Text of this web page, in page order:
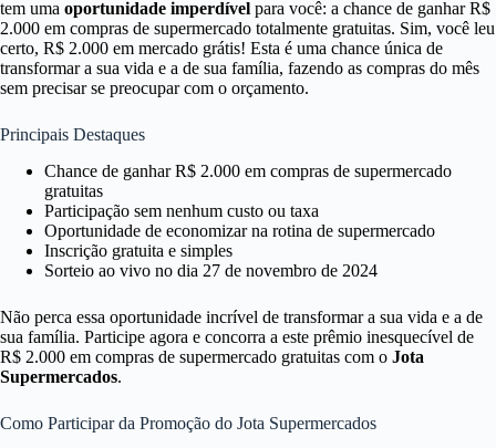
tem uma oportunidade imperdível para você: a chance de ganhar R$
2.000 em compras de supermercado totalmente gratuitas. Sim, você leu
certo, R$ 2.000 em mercado grátis! Esta é uma chance única de
transformar a sua vida e a de sua família, fazendo as compras do mês
sem precisar se preocupar com o orçamento.
Principais Destaques
Chance de ganhar R$ 2.000 em compras de supermercado
gratuitas
Participação sem nenhum custo ou taxa
Oportunidade de economizar na rotina de supermercado
Inscrição gratuita e simples
Sorteio ao vivo no dia 27 de novembro de 2024
Não perca essa oportunidade incrível de transformar a sua vida e a de
sua família. Participe agora e concorra a este prêmio inesquecível de
R$ 2.000 em compras de supermercado gratuitas com o Jota
Supermercados.
Como Participar da Promoção do Jota Supermercados